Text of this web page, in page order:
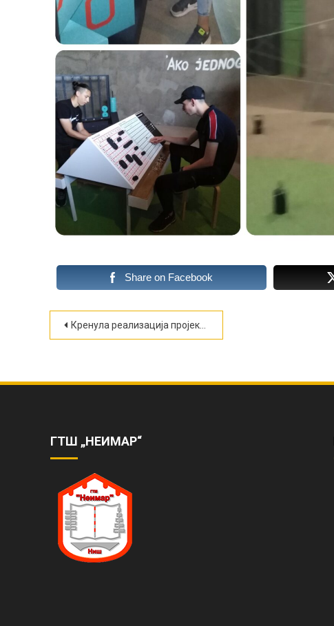
Share on Facebook
Кретање
Кренула реализација пројекта „Уједињени на путу помирења“ (ФОТО)
ГТШ „НЕИМАР“